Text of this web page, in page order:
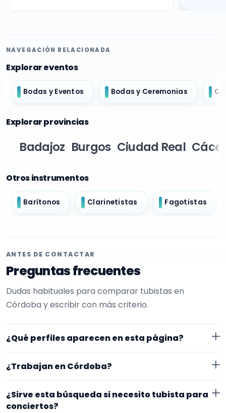
NAVEGACIÓN RELACIONADA
Explorar eventos
Bodas y Eventos Bodas y Ceremonias
Explorar provincias
Badajoz Burgos Ciudad Real
Otros instrumentos
Barítonos Clarinetistas Fagotistas
ANTES DE CONTACTAR
Preguntas frecuentes
Dudas habituales para comparar tubistas en
Córdoba y escribir con más criterio.
¿Qué perfiles aparecen en esta página?
EncuentraMúsico. La selección está filtrada por
experiencia o disponibilidad para conciertos. Además,
la página se centra en perfiles que trabajan en
¿Trabajan en Córdoba?
en Córdoba. Aun así, conviene confirmar lugar
¿Sirve esta búsqueda si necesito tubista para
conciertos?